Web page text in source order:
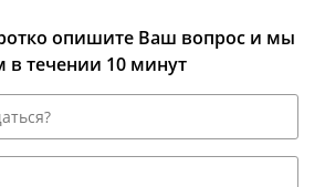
опишите Ваш вопрос и мы
в течении 10 минут